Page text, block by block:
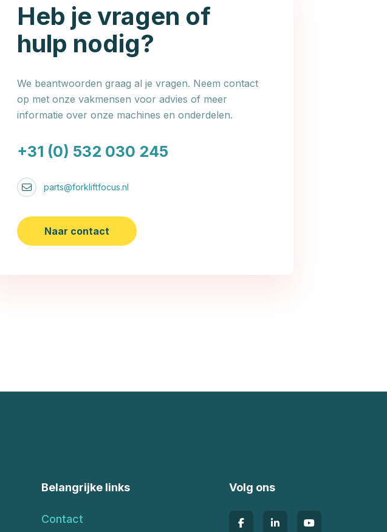
Heb je vragen of
hulp nodig?
We beantwoorden graag al je vragen. Neem contact
op met onze vakmensen voor advies of meer
informatie over onze machines en onderdelen.
+31 (0) 532 030 245
parts@forkliftfocus.nl
Naar contact
Belangrijke links
Contact
Volg ons